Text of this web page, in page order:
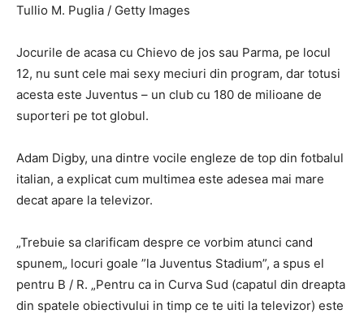
Tullio M. Puglia / Getty Images
Jocurile de acasa cu Chievo de jos sau Parma, pe locul
12, nu sunt cele mai sexy meciuri din program, dar totusi
acesta este Juventus – un club cu 180 de milioane de
suporteri pe tot globul.
Adam Digby, una dintre vocile engleze de top din fotbalul
italian, a explicat cum multimea este adesea mai mare
decat apare la televizor.
„Trebuie sa clarificam despre ce vorbim atunci cand
spunem„ locuri goale ”la Juventus Stadium”, a spus el
pentru B / R. „Pentru ca in Curva Sud (capatul din dreapta
din spatele obiectivului in timp ce te uiti la televizor) este